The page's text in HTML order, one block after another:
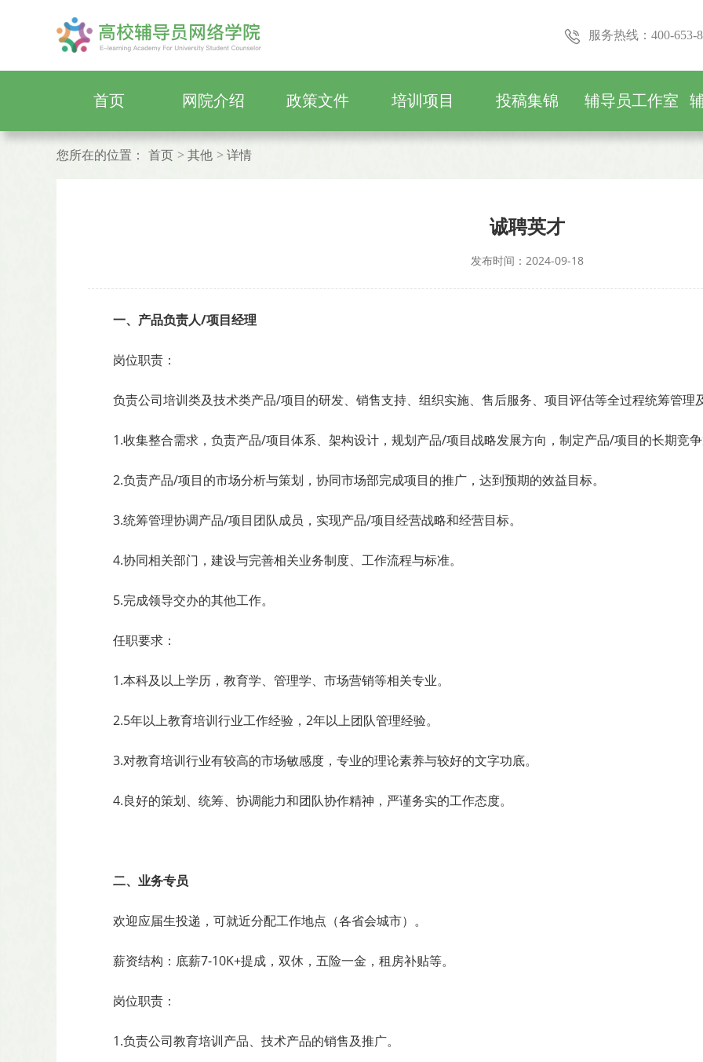
服务热线：400-653-
首页 网院介绍 政策文件 培训项目 投稿集锦 辅导员工作室
您所在的位置： 首页 其他 详情
诚聘英才
发布时间：2024-09-18
一、产品负责人/项目经理
岗位职责：
负责公司培训类及技术类产品/项目的研发、销售支持、组织实施、售后服务、项目评估等全过程统筹管
1.收集整合需求，负责产品/项目体系、架构设计，规划产品/项目战略发展方向，制定产品/项目的长期竞
2.负责产品/项目的市场分析与策划，协同市场部完成项目的推广，达到预期的效益目标。
3.统筹管理协调产品/项目团队成员，实现产品/项目经营战略和经营目标。
4.协同相关部门，建设与完善相关业务制度、工作流程与标准。
5.完成领导交办的其他工作。
任职要求：
1.本科及以上学历，教育学、管理学、市场营销等相关专业。
2.5年以上教育培训行业工作经验，2年以上团队管理经验。
3.对教育培训行业有较高的市场敏感度，专业的理论素养与较好的文字功底。
4.良好的策划、统筹、协调能力和团队协作精神，严谨务实的工作态度。
二、业务专员
欢迎应届生投递，可就近分配工作地点（各省会城市）。
薪资结构：底薪7-10K+提成，双休，五险一金，租房补贴等。
岗位职责：
1.负责公司教育培训产品、技术产品的销售及推广。